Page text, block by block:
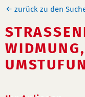
zurück zu den
IDMUNG,
MSTUFUNG